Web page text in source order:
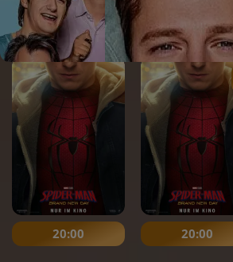
Heute im Programm:
20:00 20:00